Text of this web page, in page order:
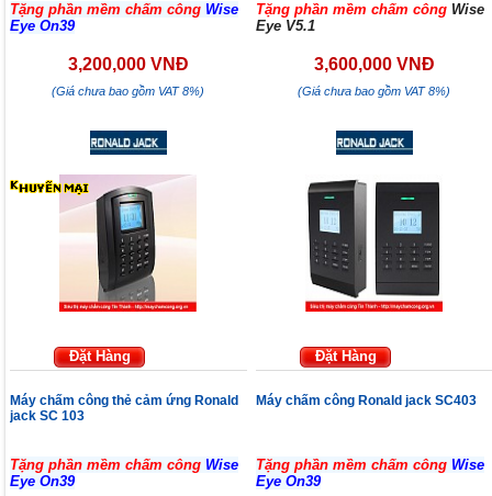
Tặng phần mềm chấm công Wise
Eye On39
3,200,000 VNĐ
(Giá chưa bao gồm VAT 8%)
Tặng phần mềm chấm công Wise
Eye V5.1
3,600,000 VNĐ
(Giá chưa bao gồm VAT 8%)
Đặt Hàng
Máy chấm công thẻ cảm ứng Ronald
jack SC 103
Tặng phần mềm chấm công Wise
Eye On39
Đặt Hàng
Máy chấm công Ronald jack SC403
Tặng phần mềm chấm công Wise
Eye On39